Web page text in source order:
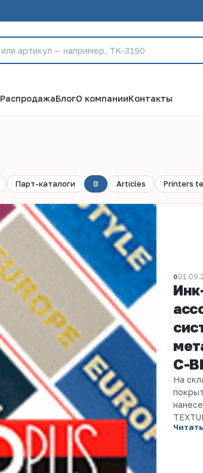
РаспродажаБлогО компанииКонтакты
Парт-каталоги 0 Articles Printers
0
C-
На